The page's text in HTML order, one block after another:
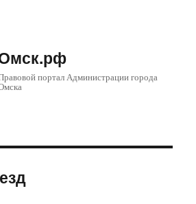
портал Администрации города